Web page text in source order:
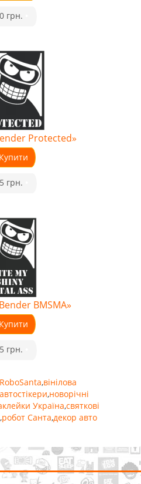
грн.
Protected»
Купити
грн.
BMSMA»
Купити
грн.
,вінілова
автостікери,новорічні
Україна,святкові
,робот Санта,декор авто